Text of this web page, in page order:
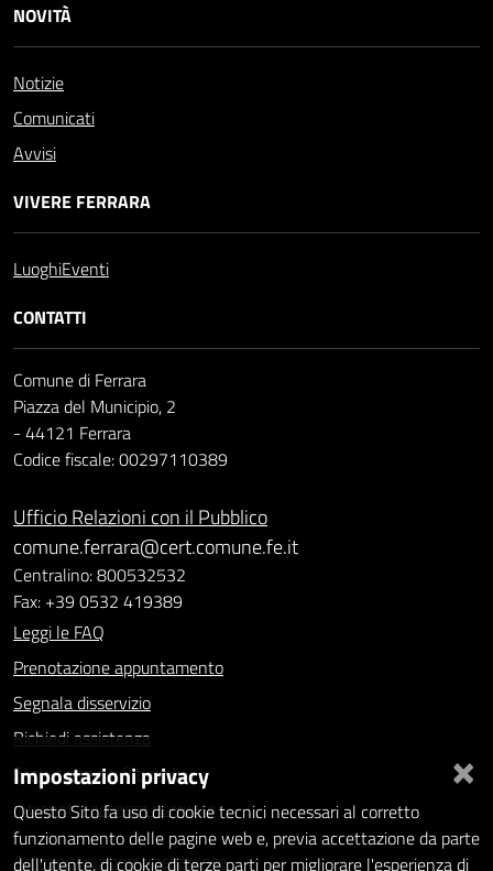
NOVITÀ
Notizie
Comunicati
Avvisi
VIVERE FERRARA
LuoghiEventi
CONTATTI
Comune di Ferrara
Piazza del Municipio, 2
- 44121 Ferrara
Codice fiscale: 00297110389
Ufficio Relazioni con il Pubblico
comune.ferrara@cert.comune.fe.it
Centralino: 800532532
Fax: +39 0532 419389
Leggi le FAQ
Prenotazione appuntamento
Segnala disservizio
Richiedi assistenza
Statistiche dei Siti web
Intranet - accesso riservato
Amministrazione trasparente
×
Impostazioni privacy
Questo Sito fa uso di cookie tecnici necessari al corretto
funzionamento delle pagine web e, previa accettazione da parte
dell'utente, di cookie di terze parti per migliorare l'esperienza di